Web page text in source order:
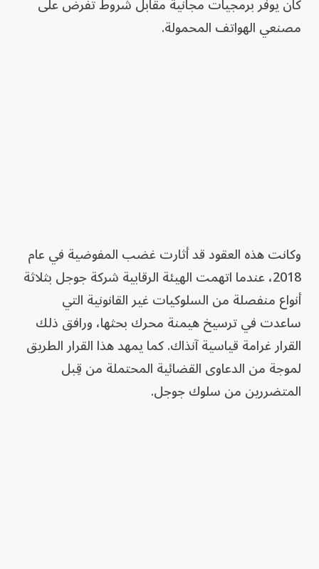
مصنعي الهواتف المحمولة.
وكانت هذه العقود قد أثارت غضب المفوضية في عام
2018، عندما اتهمت الهيئة الرقابية شركة جوجل بثلاثة
أنواع منفصلة من السلوكيات غير القانونية التي
ساعدت في ترسيخ هيمنة محرك بحثها، ورافق ذلك
القرار غرامة قياسية آنذاك. كما يمهد هذا القرار الطريق
لموجة من الدعاوى القضائية المحتملة من قِبل
المتضررين من سلوك جوجل.